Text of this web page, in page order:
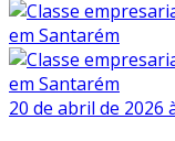
20 de abril de 2026